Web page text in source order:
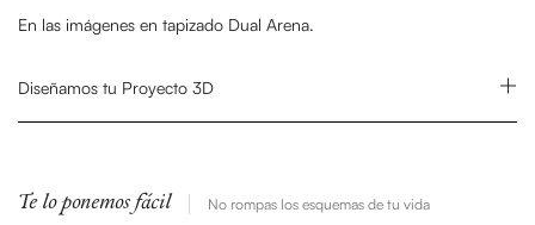
En las imágenes en tapizado Dual Arena.
Diseñamos tu Proyecto 3D
Te lo ponemos fácil No rompas los esquemas de tu vida